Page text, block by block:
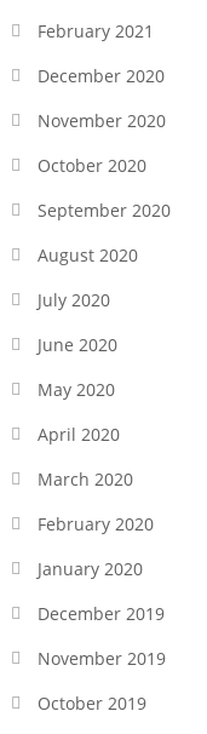
February 2021
December 2020
November 2020
October 2020
September 2020
August 2020
July 2020
June 2020
May 2020
April 2020
March 2020
February 2020
January 2020
December 2019
November 2019
October 2019